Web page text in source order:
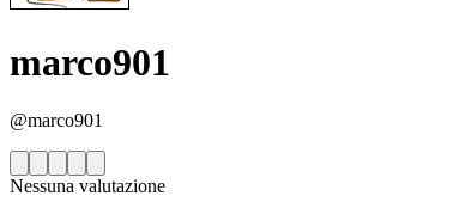
marco901
@marco901
Nessuna valutazione